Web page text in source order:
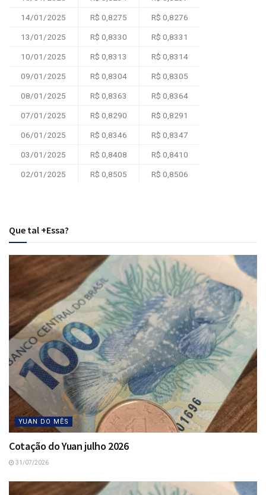
14/01/2025 R$ 0,8275 R$ 0,8276
13/01/2025 R$ 0,8330 R$ 0,8331
10/01/2025 R$ 0,8313 R$ 0,8314
09/01/2025 R$ 0,8304 R$ 0,8305
08/01/2025 R$ 0,8363 R$ 0,8364
07/01/2025 R$ 0,8290 R$ 0,8291
06/01/2025 R$ 0,8346 R$ 0,8347
03/01/2025 R$ 0,8408 R$ 0,8410
02/01/2025 R$ 0,8505 R$ 0,8506
Que tal +Essa?
YUAN DO MÊS
Cotação do Yuan julho 2026
31/07/2026